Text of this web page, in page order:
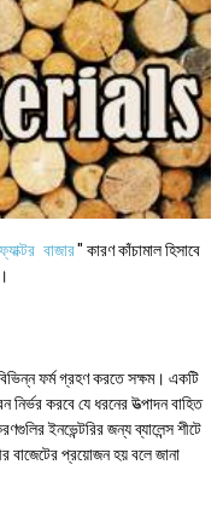
ফ্যাক্টর বাজার" কারণ কাঁচামাল হিসাবে
ফর্ম গ্রহণ করতে সক্ষম। একটি
করবে যে ধরনের উত্পাদন বাহিত
ইনভেন্টরির জন্য ব্যালেন্স শীটে
বাজেটের প্রয়োজন হয় বলে জানা